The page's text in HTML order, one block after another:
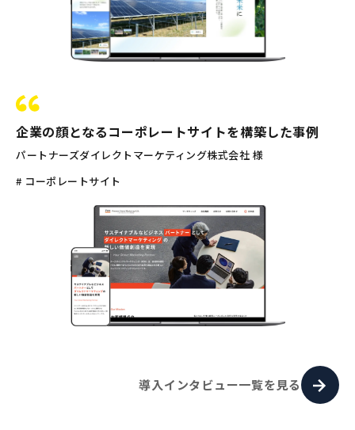
企業の顔となるコーポレートサイトを構築した事例
パートナーズダイレクトマーケティング株式会社 様
# コーポレートサイト
導入インタビュー一覧を見る